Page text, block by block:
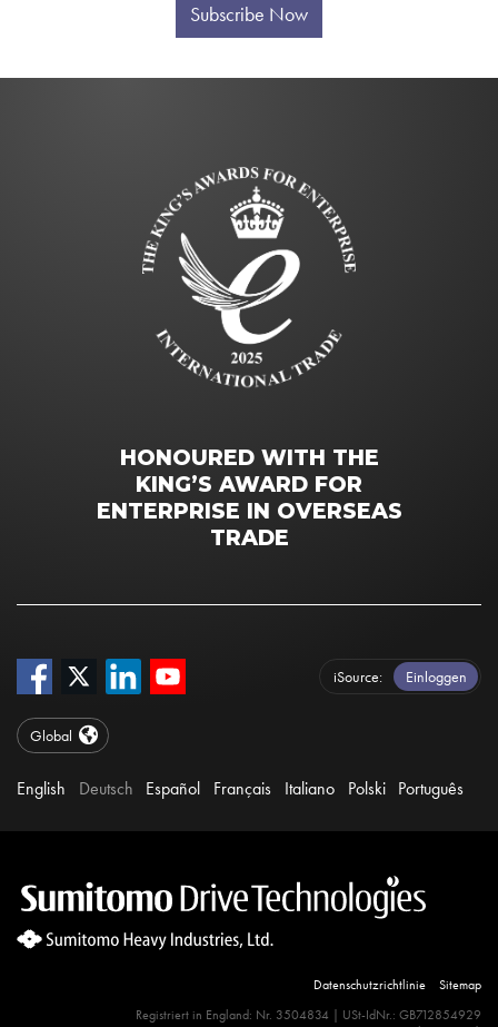
Subscribe Now
HONOURED WITH THE
KING’S AWARD FOR
ENTERPRISE IN OVERSEAS
TRADE
iSource Einloggen
Global
English Deutsch Español Français Italiano Polski Português
Datenschutzrichtlinie
Sitemap
Registriert in England: Nr. 3504834 | USt-IdNr.: GB712854929
Site Search 360 Error:There is no input element for the